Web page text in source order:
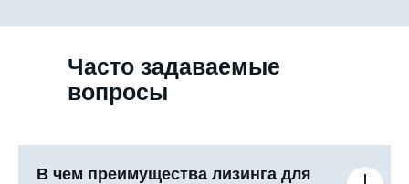
Часто задаваемые
вопросы
В чем преимущества лизинга для